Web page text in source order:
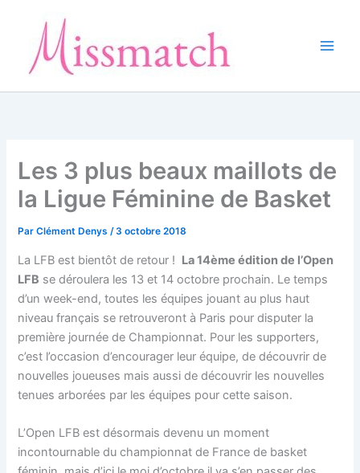
contenu
Les 3 plus beaux maillots de
la Ligue Féminine de Basket
ParClément Denys/3 octobre 2018
La LFB est bientôt de retour ! La 14ème édition de l’Open
LFB se déroulera les 13 et 14 octobre prochain. Le temps
d’un week-end, toutes les équipes jouant au plus haut
niveau français se retrouveront à Paris pour disputer la
première journée de Championnat. Pour les supporters,
c’est l’occasion d’encourager leur équipe, de découvrir de
nouvelles joueuses mais aussi de découvrir les nouvelles
tenues arborées par les équipes pour cette saison.
L’Open LFB est désormais devenu un moment
incontournable du championnat de France de basket